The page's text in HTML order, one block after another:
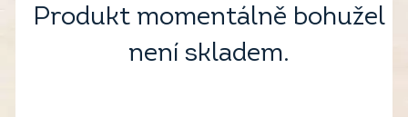
Produkt momentálně bohužel
není skladem.